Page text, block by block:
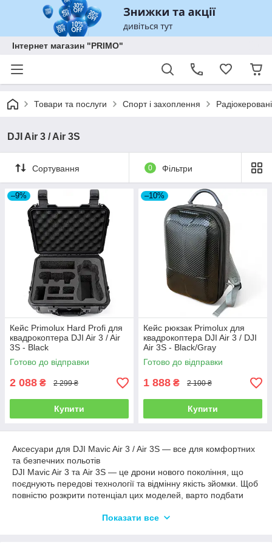
Інтернет магазин "PRIMO"
Товари та послуги Спорт і захоплення
DJI Air 3 / Air 3S
Сортування 0 Фільтри
–9%
Кейс Primolux Hard Profi для
квадрокоптера DJI Air 3 / Air
3S - Black
Готово до відправки
2 088 ₴ 2 299 ₴
Купити
–10%
Кейс рюкзак Primolux для
квадрокоптера DJI Air 3 / DJI
Air 3S - Black/Gray
Готово до відправки
1 888 ₴ 2 100 ₴
Купити
Аксесуари для DJI Mavic Air 3 / Air 3S — все для комфортних
та безпечних польотів
DJI Mavic Air 3 та Air 3S — це дрони нового покоління, що
поєднують передові технології та відмінну якість зйомки. Щоб
повністю розкрити потенціал цих моделей, варто подбати
транспортування та розширення можливостей зйомки.
Показати все